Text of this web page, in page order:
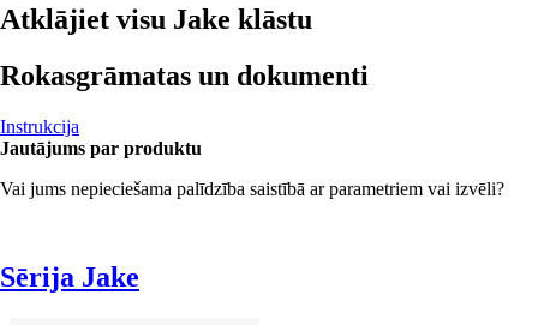
Atklājiet visu Jake klāstu
Rokasgrāmatas un dokumenti
Instrukcija
Jautājums par produktu
Vai jums nepieciešama palīdzība saistībā ar parametriem vai izvēli?
Sērija Jake